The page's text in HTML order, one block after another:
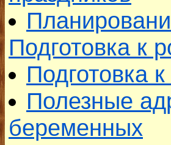
Подготовка к
Подготовка
Полезные
беременных